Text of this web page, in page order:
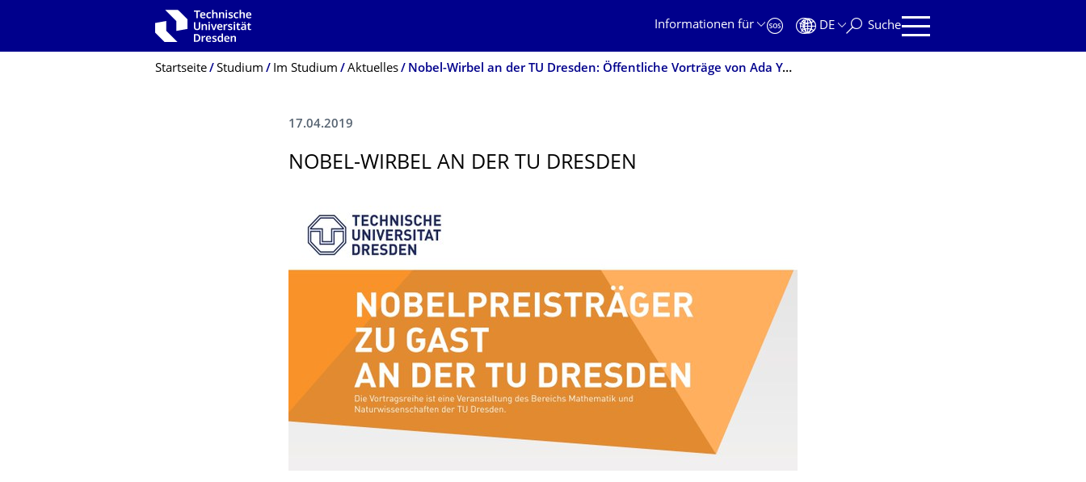
Zur Hauptnavigation springen
Informationen für
DE Suche
Breadcrumb-Menü
Startseite Studium Im Studium Aktuelles Nobel-Wirbel an der TU Dresden: Öffentliche Vorträge von Ada Yonath am 24.4. und Thomas Südhof am 26.4.
17.04.2019
NOBEL-WIRBEL AN DER TU DRESDEN